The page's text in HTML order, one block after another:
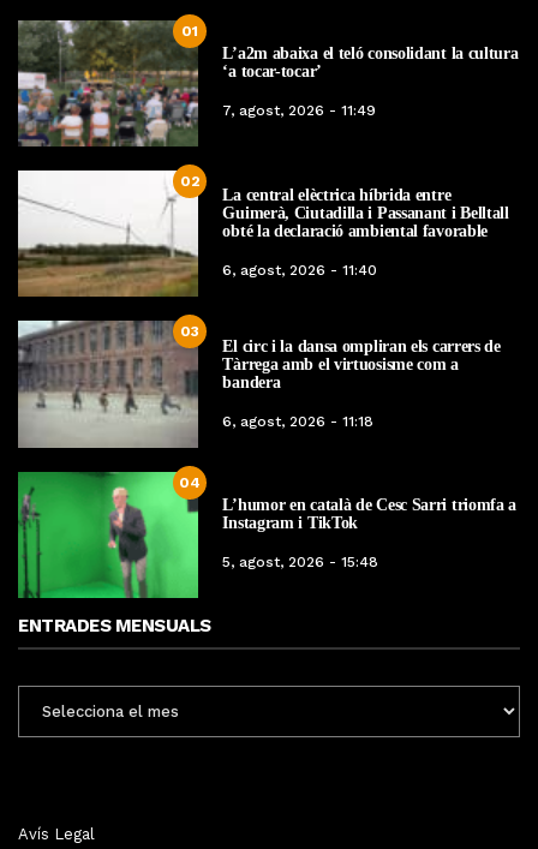
01
L’a2m abaixa el teló consolidant la cultura
‘a tocar-tocar’
7, agost, 2026 - 11:49
02
La central elèctrica híbrida entre
Guimerà, Ciutadilla i Passanant i Belltall
obté la declaració ambiental favorable
6, agost, 2026 - 11:40
03
El circ i la dansa ompliran els carrers de
Tàrrega amb el virtuosisme com a
bandera
6, agost, 2026 - 11:18
04
L’humor en català de Cesc Sarri triomfa a
Instagram i TikTok
5, agost, 2026 - 15:48
ENTRADES MENSUALS
MENSUALS
Avís Legal